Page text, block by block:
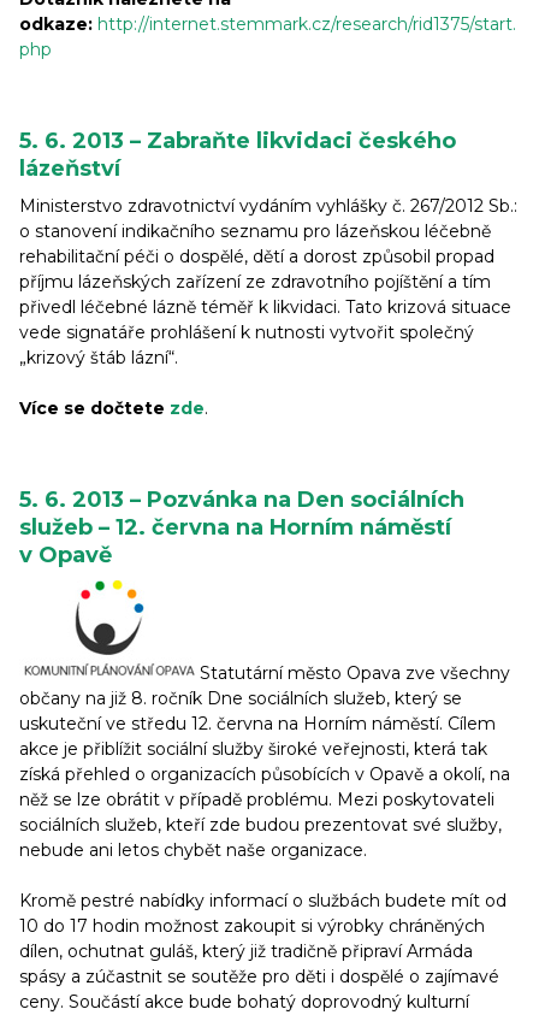
odkaze: http://internet.stemmark.cz/research/rid1375/start.
php
5. 6. 2013 – Zabraňte likvidaci českého
lázeňství
Ministerstvo zdravotnictví vydáním vyhlášky č. 267/2012 Sb.:
o stanovení indikačního seznamu pro lázeňskou léčebně
rehabilitační péči o dospělé, dětí a dorost způsobil propad
příjmu lázeňských zařízení ze zdravotního pojíštění a tím
přivedl léčebné lázně téměř k likvidaci. Tato krizová situace
vede signatáře prohlášení k nutnosti vytvořit společný
„krizový štáb lázní“.
Více se dočtete zde.
5. 6. 2013 – Pozvánka na Den sociálních
služeb – 12. června na Horním náměstí
v Opavě
Statutární město Opava zve všechny
občany na již 8. ročník Dne sociálních služeb, který se
uskuteční ve středu 12. června na Horním náměstí. Cílem
akce je přiblížit sociální služby široké veřejnosti, která tak
získá přehled o organizacích působících v Opavě a okolí, na
něž se lze obrátit v případě problému. Mezi poskytovateli
sociálních služeb, kteří zde budou prezentovat své služby,
nebude ani letos chybět naše organizace.
Kromě pestré nabídky informací o službách budete mít od
10 do 17 hodin možnost zakoupit si výrobky chráněných
dílen, ochutnat guláš, který již tradičně připraví Armáda
spásy a zúčastnit se soutěže pro děti i dospělé o zajímavé
ceny. Součástí akce bude bohatý doprovodný kulturní